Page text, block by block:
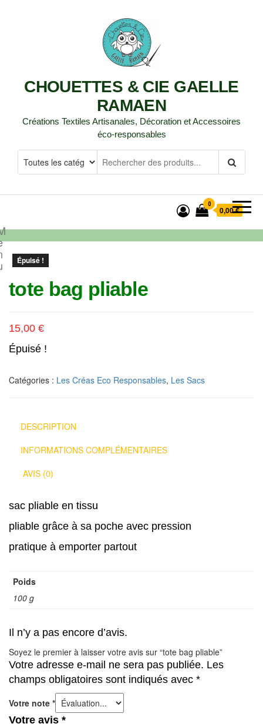
CHOUETTES & CIE GAELLE
RAMAEN
Créations Textiles Artisanales, Décoration et Accessoires
éco-responsables
0
0,00 €
Épuisé !
tote bag pliable
15,00 €
Épuisé !
Catégories : Les Créas Eco Responsables, Les Sacs
DESCRIPTION
INFORMATIONS COMPLÉMENTAIRES
AVIS (0)
sac pliable en tissu
pliable grâce à sa poche avec pression
pratique à emporter partout
Poids
100 g
Il n’y a pas encore d’avis.
Soyez le premier à laisser votre avis sur “tote bag pliable”
Votre adresse e-mail ne sera pas publiée. Les
champs obligatoires sont indiqués avec *
Votre note *
Votre avis *